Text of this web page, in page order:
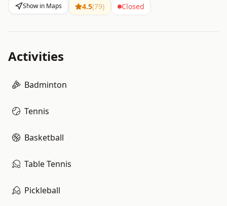
Show in Maps 4.5(79) Closed
Activities
Badminton
Tennis
Basketball
Table Tennis
Pickleball